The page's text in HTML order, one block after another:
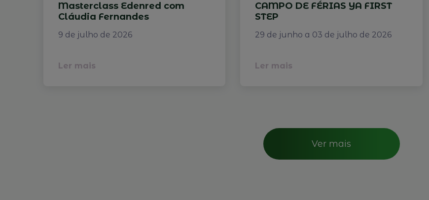
Masterclass Edenred com
Cláudia Fernandes
9 de julho de 2026
Ler mais
CAMPO DE FÉRIAS YA FIRST
STEP
29 de junho a 03 de julho de 2026
Ler mais
Ver mais